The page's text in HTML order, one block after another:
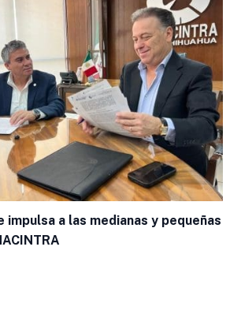
impulsa a las medianas y pequeñas